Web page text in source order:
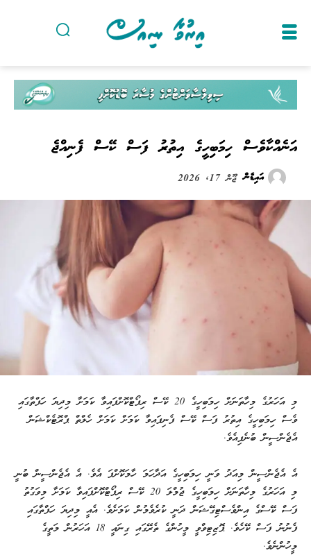
އަނެއްކާވެސް ހިމަބިހީގެ އިތުރު ފަސް ކޭސް ފެނިއްޖެ
އައިޑެން ޖޫން 17, 2026
މި އަހަރުގެ މިހާތަނަށް ހިމަބިހީގެ 20 ކޭސް ރިޕޯޓްކޮށްފައިވާ ކަމަށާ މިދިޔަ ހަފްތާގައި
ވެސް ހިމަބިހީގެ އިތުރު ފަސް ކޭސް ފެނިފައިވާ ކަމަށް ކަމަށް ހެލްތް ޕްރޮޓެކްޝަން
އެޖެންސީން ބުނެފިއެވެ.
އެ އެޖެންސީން މިއަދު ވަނީ ހިމަބިހީގެ އަދާހަމަ ހާމަކޮށްފަ އެވެ. އެ އެޖެންސީން ބުނީ
މި އަހަރުގެ މިހާތަނަށް ހިމަބިހީގެ ޖުމްލަ 20 ކޭސް ރިޕޯޓްކޮށްފައިވާ ކަމަށާ މިވަގުތު
ފަސް ކޭސްގެ އިންވެސްޓިގޭޝަން ދަނީ ކުރެވެމުން ކަމަށެވެ. އެއީ މިދިޔަ ހަފްތާގައި
ފެނުނު ފަސް ކޭހެވެ. ޕޮޒިޓިވްވީ މީހުންގެ ތެރޭގައި ގިނައީ 18 އަހަރުން މަތީގެ
މީހުންނެވެ.